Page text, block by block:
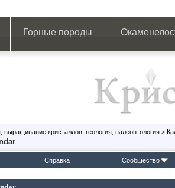
Горные породы
кристаллов, геология, палеонтология >
Справка Сообщество